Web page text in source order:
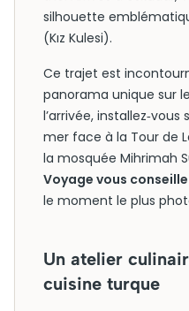
silhouette
(Kız Kulesi).
Ce trajet est
panorama unique sur
l’arrivée,
mer face à la Tour de
la mosquée Mihrimah
Voyage vous conseille
le moment le plus
Un atelier
cuisine turque